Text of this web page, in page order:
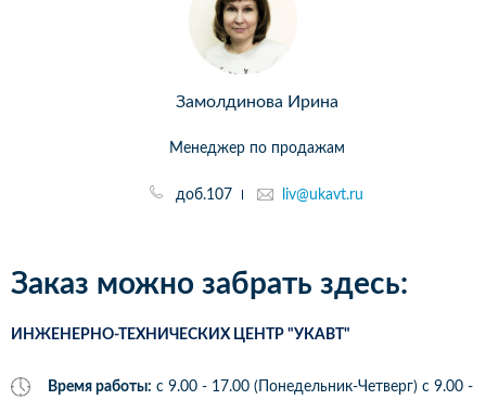
Замолдинова Ирина
Менеджер по продажам
доб.107 liv@ukavt.ru
Заказ можно забрать здесь:
ИНЖЕНЕРНО-ТЕХНИЧЕСКИХ ЦЕНТР "УКАВТ"
Время работы: с 9.00 - 17.00 (Понедельник-Четверг) c 9.00 -